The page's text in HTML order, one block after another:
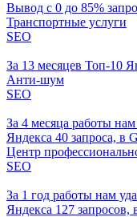
Вывод с 0 до 85%
Транспортные услуги
SEO
За 13 месяцев Топ-10
Анти-шум
SEO
За 4 месяца работы
Яндекса 40 запроса, в
Центр
SEO
За 1 год работы нам
Яндекса 127 запросов,